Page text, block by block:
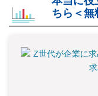
ちら＜無